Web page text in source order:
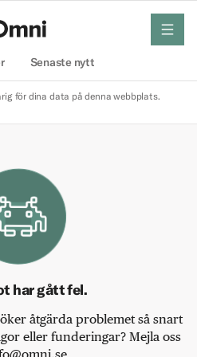
Senaste nytt
meny
för dina data på denna webbplats.
har gått fel.
åtgärda problemet så snart
eller funderingar? Mejla oss